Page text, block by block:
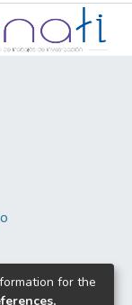
for the